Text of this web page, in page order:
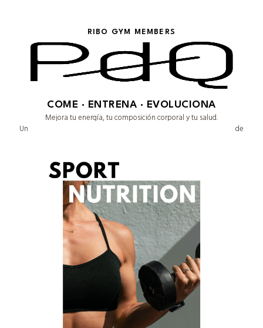
RIBO GYM MEMBERS
COME · ENTRENA · EVOLUCIONA
Mejora tu energía, tu composición corporal y tu salud.
Un plan 100% personalizado diseñado para ti, adaptado a tu ritmo de